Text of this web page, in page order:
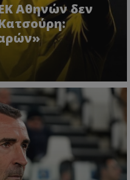
Αθηνών δεν